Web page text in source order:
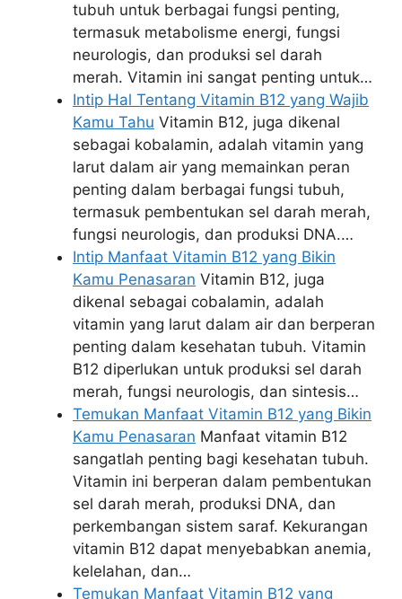
tubuh untuk berbagai fungsi penting,
termasuk metabolisme energi, fungsi
neurologis, dan produksi sel darah
merah. Vitamin ini sangat penting untuk…
Intip Hal Tentang Vitamin B12 yang Wajib
Kamu Tahu Vitamin B12, juga dikenal
sebagai kobalamin, adalah vitamin yang
larut dalam air yang memainkan peran
penting dalam berbagai fungsi tubuh,
termasuk pembentukan sel darah merah,
fungsi neurologis, dan produksi DNA.…
Intip Manfaat Vitamin B12 yang Bikin
Kamu Penasaran Vitamin B12, juga
dikenal sebagai cobalamin, adalah
vitamin yang larut dalam air dan berperan
penting dalam kesehatan tubuh. Vitamin
B12 diperlukan untuk produksi sel darah
merah, fungsi neurologis, dan sintesis…
Temukan Manfaat Vitamin B12 yang Bikin
Kamu Penasaran Manfaat vitamin B12
sangatlah penting bagi kesehatan tubuh.
Vitamin ini berperan dalam pembentukan
sel darah merah, produksi DNA, dan
perkembangan sistem saraf. Kekurangan
vitamin B12 dapat menyebabkan anemia,
kelelahan, dan…
Temukan Manfaat Vitamin B12 yang